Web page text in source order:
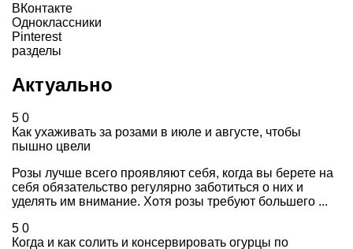
ВКонтакте
Одноклассники
Pinterest
разделы
Актуально
5 0
Как ухаживать за розами в июле и августе, чтобы
пышно цвели
Розы лучше всего проявляют себя, когда вы берете на
себя обязательство регулярно заботиться о них и
уделять им внимание. Хотя розы требуют большего ...
5 0
Когда и как солить и консервировать огурцы по